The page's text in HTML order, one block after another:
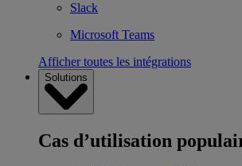
Slack
Microsoft Teams
Afficher toutes les intégrations
Solutions
Cas d’utilisation